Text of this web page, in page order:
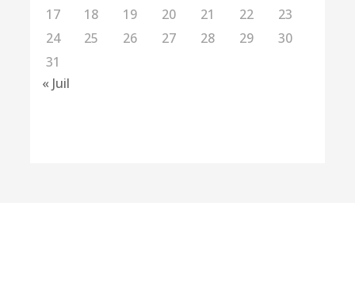
17
18 19 20 21 22
23
24
25 26 27 28 29
30
31
« Juil